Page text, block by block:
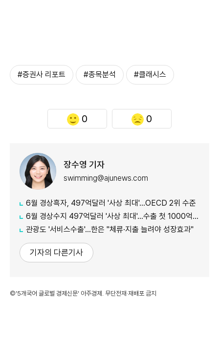
#증권사 리포트 #종목분석 #클래시스
0 0
장수영 기자
swimming@ajunews.com
6월 경상흑자, 497억달러 '사상 최대'…OECD 2위 수준
6월 경상수지 497억달러 '사상 최대'…수출 첫 1000억달러 돌파
관광도 '서비스수출'…한은 "체류·지출 늘려야 성장효과"
기자의 다른기사
©'5개국어 글로벌 경제신문' 아주경제. 무단전재·재배포 금지